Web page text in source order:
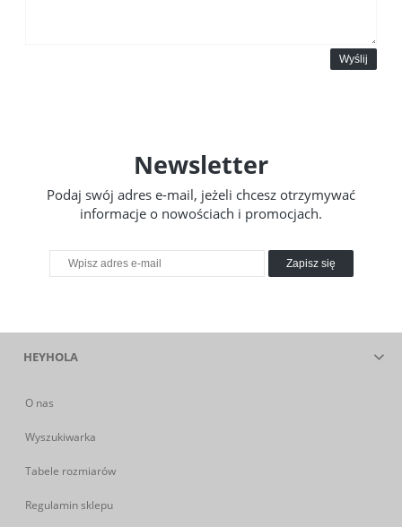
Wyślij
Newsletter
Podaj swój adres e-mail, jeżeli chcesz otrzymywać
informacje o nowościach i promocjach.
Zapisz się
HEYHOLA
O nas
Wyszukiwarka
Tabele rozmiarów
Regulamin sklepu